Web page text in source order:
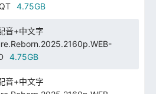
4.75GB
音+中文字
4.75GB
音+中文字